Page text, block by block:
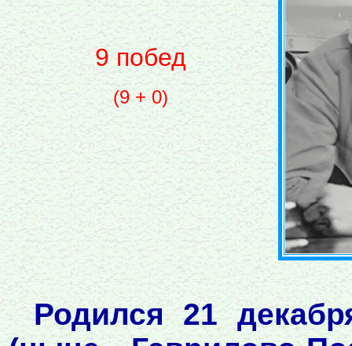
9 побед
(9 + 0)
Родился 21